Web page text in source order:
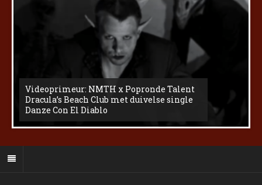
Videoprimeur: NMTH x Popronde Talent
Dracula’s Beach Club met duivelse single
Danze Con El Diablo